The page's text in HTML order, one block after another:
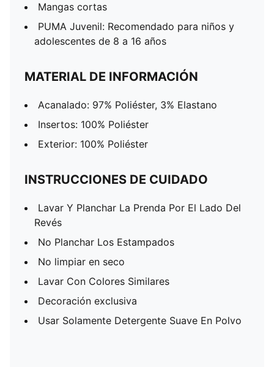
Mangas cortas
PUMA Juvenil: Recomendado para niños y
adolescentes de 8 a 16 años
MATERIAL DE INFORMACIÓN
Acanalado: 97% Poliéster, 3% Elastano
Insertos: 100% Poliéster
Exterior: 100% Poliéster
INSTRUCCIONES DE CUIDADO
Lavar Y Planchar La Prenda Por El Lado Del
Revés
No Planchar Los Estampados
No limpiar en seco
Lavar Con Colores Similares
Decoración exclusiva
Usar Solamente Detergente Suave En Polvo